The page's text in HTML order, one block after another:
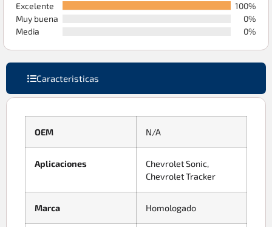
Excelente
100%
Muy buena
0%
Media
0%
Caracteristicas
OEM N/A
Aplicaciones
Chevrolet Sonic,
Chevrolet Tracker
Marca Homologado